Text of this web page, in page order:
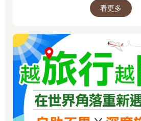
看更多